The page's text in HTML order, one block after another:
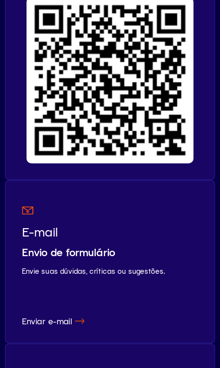
E-mail
Envio de formulário
Envie suas dúvidas, críticas ou sugestões.
Enviar e-mail